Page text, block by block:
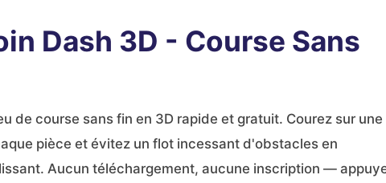
Dash 3D - Course Sans
de course sans fin en 3D rapide et gratuit. Courez sur une
pièce et évitez un flot incessant d'obstacles en
Aucun téléchargement, aucune inscription —